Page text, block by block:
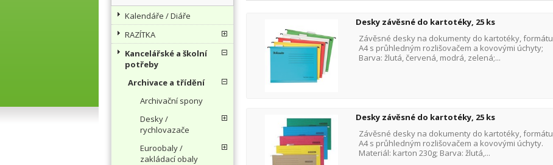
Kalendáře / Diáře
RAZÍTKA
Kancelářské a školní
potřeby
Archivace a třídění
Archivační spony
Desky /
rychlovazače
Euroobaly /
zakládací obaly
Desky závěsné do kartotéky, 25 ks
Závěsné desky na dokumenty do kartotéky, formátu
A4 s průhledným rozlišovačem a kovovými úchyty;
Barva: žlutá, červená, modrá, zelená;...
Desky závěsné do kartotéky, 25 ks
Závěsné desky na dokumenty do kartotéky, formátu
A4 s průhledným rozlišovačem a kovovými úchyty.
Materiál: karton 230g; Barva: žlutá,...